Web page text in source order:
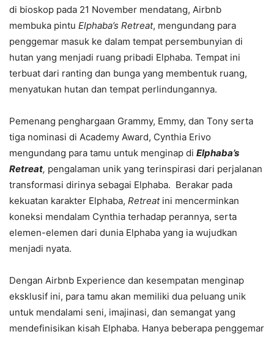
di bioskop pada 21 November mendatang, Airbnb
membuka pintu Elphaba’s Retreat, mengundang para
penggemar masuk ke dalam tempat persembunyian di
hutan yang menjadi ruang pribadi Elphaba. Tempat ini
terbuat dari ranting dan bunga yang membentuk ruang,
menyatukan hutan dan tempat perlindungannya.
Pemenang penghargaan Grammy, Emmy, dan Tony serta
tiga nominasi di Academy Award, Cynthia Erivo
mengundang para tamu untuk menginap di Elphaba’s
Retreat, pengalaman unik yang terinspirasi dari perjalanan
transformasi dirinya sebagai Elphaba. Berakar pada
kekuatan karakter Elphaba, Retreatini mencerminkan
koneksi mendalam Cynthia terhadap perannya, serta
elemen-elemen dari dunia Elphaba yang ia wujudkan
menjadi nyata.
Dengan Airbnb Experience dan kesempatan menginap
eksklusif ini, para tamu akan memiliki dua peluang unik
untuk mendalami seni, imajinasi, dan semangat yang
mendefinisikan kisah Elphaba. Hanya beberapa penggemar